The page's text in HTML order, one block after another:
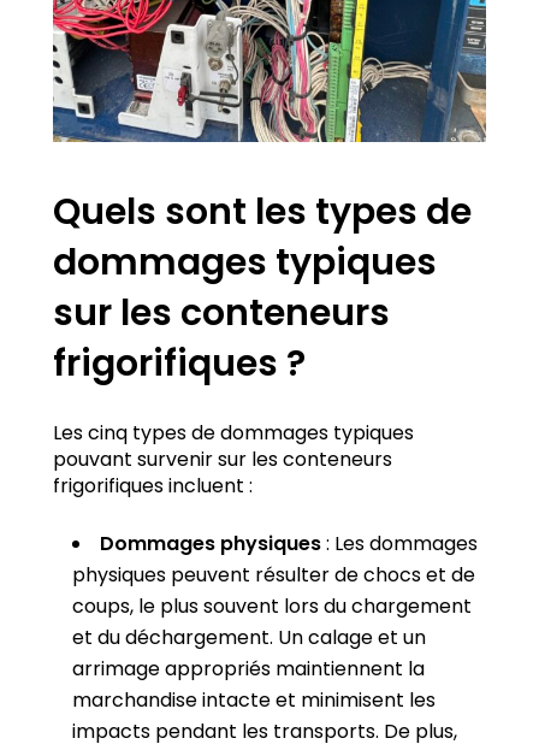
Quels sont les types de
dommages typiques
sur les conteneurs
frigorifiques ?
Les cinq types de dommages typiques
pouvant survenir sur les conteneurs
frigorifiques incluent :
Dommages physiques: Les dommages
physiques peuvent résulter de chocs et de
coups, le plus souvent lors du chargement
et du déchargement. Un calage et un
arrimage appropriés maintiennent la
marchandise intacte et minimisent les
impacts pendant les transports. De plus,